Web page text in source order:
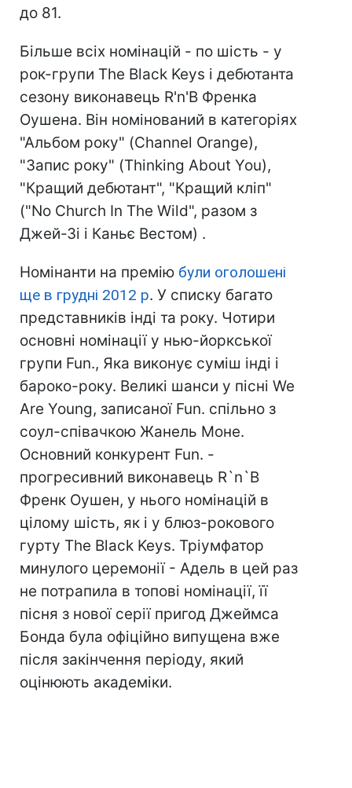
до 81.
Більше всіх номінацій - по шість - у
рок-групи The Black Keys і дебютанта
сезону виконавець R'n'B Френка
Оушена. Він номінований в категоріях
"Альбом року" (Channel Orange),
"Запис року" (Thinking About You),
"Кращий дебютант", "Кращий кліп"
("No Church In The Wild", разом з
Джей-Зі і Каньє Вестом) .
Номінанти на премію були оголошені
ще в грудні 2012 р. У списку багато
представників інді та року. Чотири
основні номінації у нью-йоркської
групи Fun., Яка виконує суміш інді і
бароко-року. Великі шанси у пісні We
Are Young, записаної Fun. спільно з
соул-співачкою Жанель Моне.
Основний конкурент Fun. -
прогресивний виконавець R`n`B
Френк Оушен, у нього номінацій в
цілому шість, як і у блюз-рокового
гурту The Black Keys. Тріумфатор
минулого церемонії - Адель в цей раз
не потрапила в топові номінації, її
пісня з нової серії пригод Джеймса
Бонда була офіційно випущена вже
після закінчення періоду, який
оцінюють академіки.